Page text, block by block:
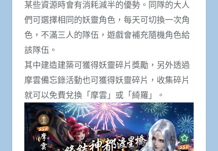
某些資源時會有消耗減半的優勢。同隊的大人
們可選擇相同的妖靈角色，每天可切換一次角
色，不滿三人的隊伍，遊戲會補充隨機角色給
該隊伍。
其中建造建築可獲得妖靈碎片獎勵，另外透過
摩雲備忘錄活動也可獲得妖靈碎片，收集碎片
就可以免費兌換「摩雲」或「綺羅」。